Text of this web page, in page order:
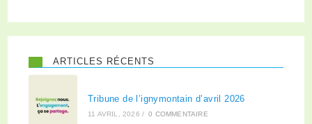
ARTICLES RÉCENTS
Tribune de l’ignymontain d’avril 2026
11 AVRIL, 2026 / 0 COMMENTAIRE